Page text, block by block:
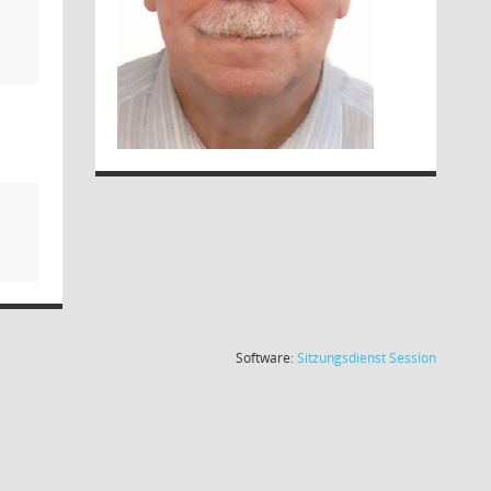
Software:SitzungsdienstSession(Wird in